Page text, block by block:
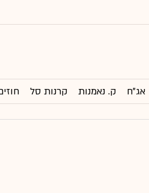
אג"ח ק. נאמנות קרנות סל